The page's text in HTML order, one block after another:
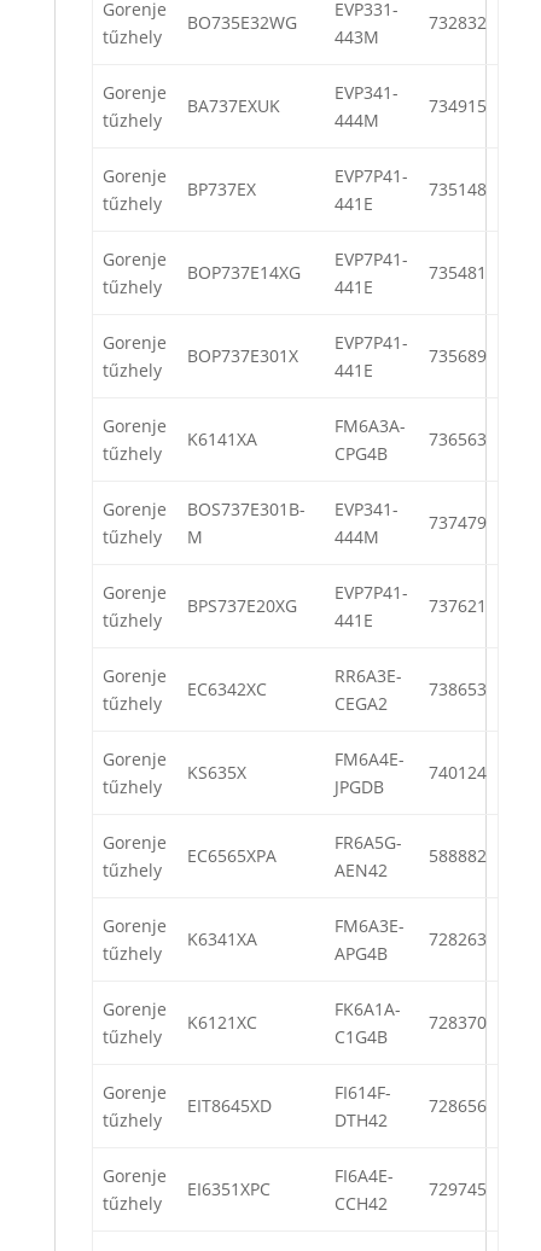
Gorenje
tűzhely
BO735E32WG
EVP331-
443M
732832
Gorenje
tűzhely
BA737EXUK
EVP341-
444M
734915
Gorenje
tűzhely
BP737EX
EVP7P41-
441E
735148
Gorenje
tűzhely
BOP737E14XG
EVP7P41-
441E
735481
Gorenje
tűzhely
BOP737E301X
EVP7P41-
441E
735689
Gorenje
tűzhely
K6141XA
FM6A3A-
CPG4B
736563
Gorenje
tűzhely
BOS737E301B-
M
EVP341-
444M
737479
Gorenje
tűzhely
BPS737E20XG
EVP7P41-
441E
737621
Gorenje
tűzhely
EC6342XC
RR6A3E-
CEGA2
738653
Gorenje
tűzhely
KS635X
FM6A4E-
JPGDB
740124
Gorenje
tűzhely
EC6565XPA
FR6A5G-
AEN42
588882
Gorenje
tűzhely
K6341XA
FM6A3E-
APG4B
728263
Gorenje
tűzhely
K6121XC
FK6A1A-
C1G4B
728370
Gorenje
tűzhely
EIT8645XD
FI614F-
DTH42
728656
Gorenje
tűzhely
EI6351XPC
FI6A4E-
CCH42
729745